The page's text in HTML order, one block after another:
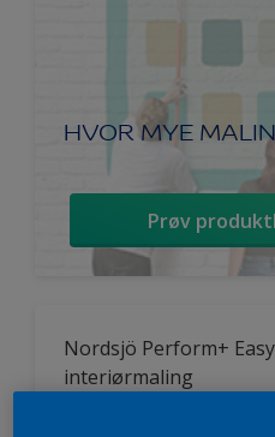
HVOR MYE
Prøv
Nordsjö Perform+
interiørmaling